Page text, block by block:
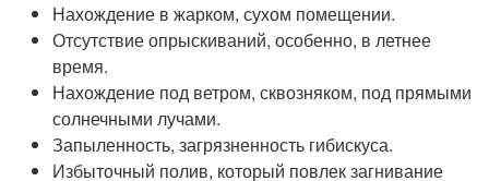
Нахождение в жарком, сухом помещении.
Отсутствие опрыскиваний, особенно, в летнее
время.
Нахождение под ветром, сквозняком, под прямыми
солнечными лучами.
Запыленность, загрязненность гибискуса.
Избыточный полив, который повлек загнивание